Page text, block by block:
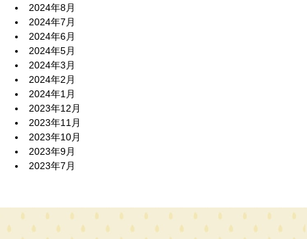
2024年8月
2024年7月
2024年6月
2024年5月
2024年3月
2024年2月
2024年1月
2023年12月
2023年11月
2023年10月
2023年9月
2023年7月